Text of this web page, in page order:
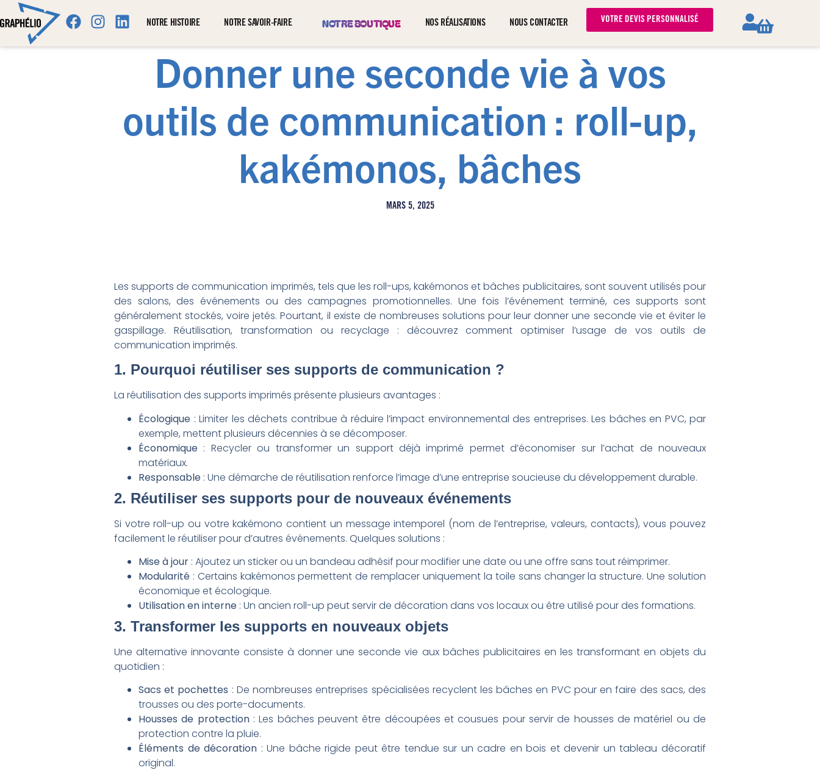
NOTRE HISTOIRE NOTRE SAVOIR-FAIRE NOTRE BOUTIQUE NOS RÉALISATIONS NOUS CONTACTER VOTRE DEVIS PERSONNALISÉ
Donner une seconde vie à vos
outils de communication : roll-up,
kakémonos, bâches
MARS 5, 2025
Les supports de communication imprimés, tels que les roll-ups, kakémonos et bâches publicitaires, sont souvent utilisés pour
des salons, des événements ou des campagnes promotionnelles. Une fois l’événement terminé, ces supports sont
généralement stockés, voire jetés. Pourtant, il existe de nombreuses solutions pour leur donner une seconde vie et éviter le
gaspillage. Réutilisation, transformation ou recyclage : découvrez comment optimiser l’usage de vos outils de
communication imprimés.
1. Pourquoi réutiliser ses supports de communication ?
La réutilisation des supports imprimés présente plusieurs avantages :
Écologique : Limiter les déchets contribue à réduire l’impact environnemental des entreprises. Les bâches en PVC, par
exemple, mettent plusieurs décennies à se décomposer.
Économique : Recycler ou transformer un support déjà imprimé permet d’économiser sur l’achat de nouveaux
matériaux.
Responsable : Une démarche de réutilisation renforce l’image d’une entreprise soucieuse du développement durable.
2. Réutiliser ses supports pour de nouveaux événements
Si votre roll-up ou votre kakémono contient un message intemporel (nom de l’entreprise, valeurs, contacts), vous pouvez
facilement le réutiliser pour d’autres événements. Quelques solutions :
Mise à jour : Ajoutez un sticker ou un bandeau adhésif pour modifier une date ou une offre sans tout réimprimer.
Modularité : Certains kakémonos permettent de remplacer uniquement la toile sans changer la structure. Une solution
économique et écologique.
Utilisation en interne : Un ancien roll-up peut servir de décoration dans vos locaux ou être utilisé pour des formations.
3. Transformer les supports en nouveaux objets
Une alternative innovante consiste à donner une seconde vie aux bâches publicitaires en les transformant en objets du
quotidien :
Sacs et pochettes : De nombreuses entreprises spécialisées recyclent les bâches en PVC pour en faire des sacs, des
trousses ou des porte-documents.
Housses de protection: Les bâches peuvent être découpées et cousues pour servir de housses de matériel ou de
protection contre la pluie.
Éléments de décoration : Une bâche rigide peut être tendue sur un cadre en bois et devenir un tableau décoratif
original.